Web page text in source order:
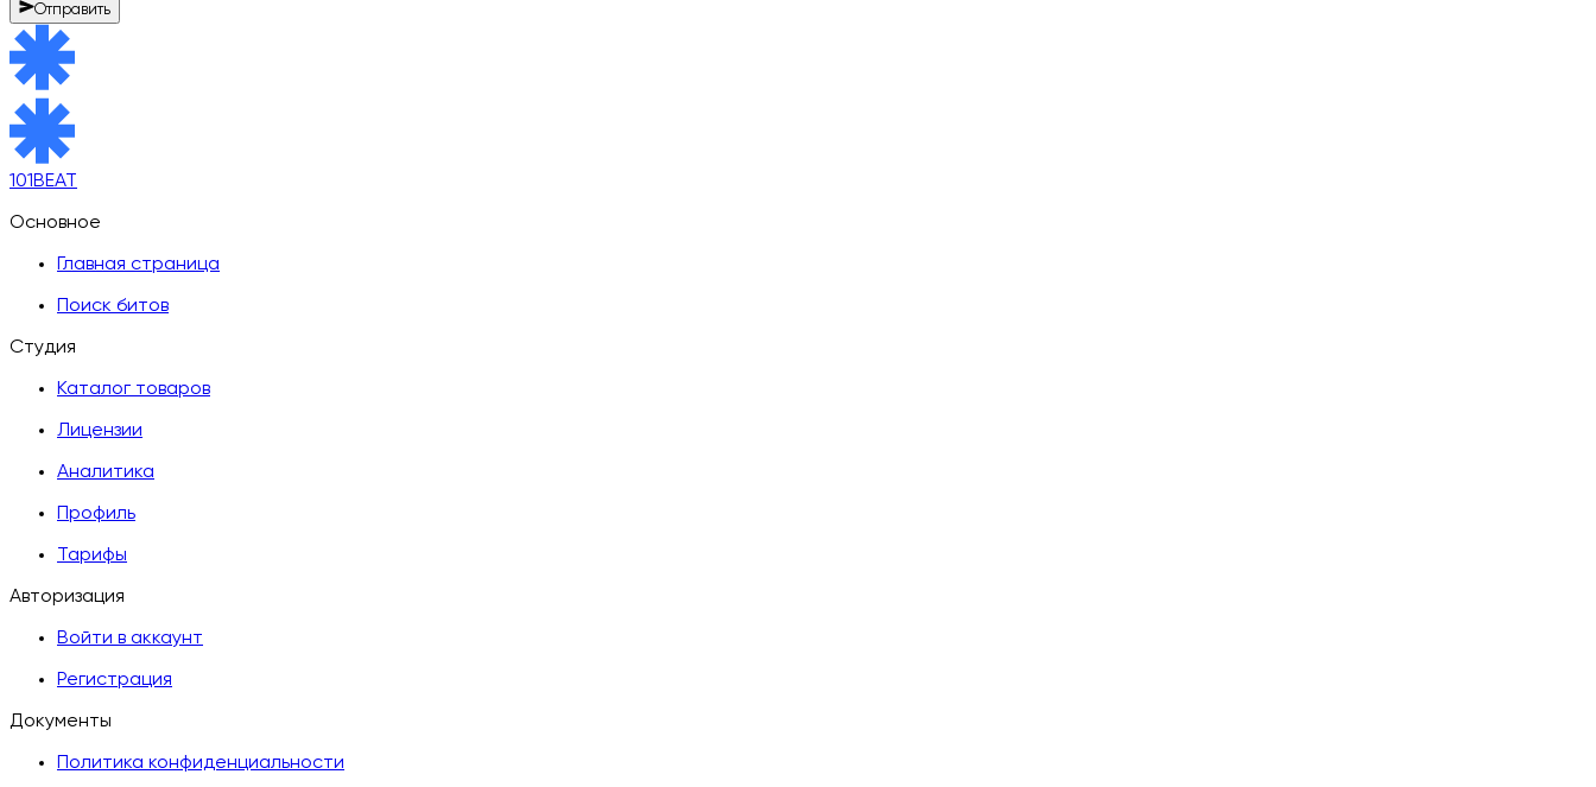
Отправить
101BEAT
Основное
Главная страница
Поиск битов
Студия
Каталог товаров
Лицензии
Аналитика
Профиль
Тарифы
Авторизация
Войти в аккаунт
Регистрация
Документы
Политика конфиденциальности